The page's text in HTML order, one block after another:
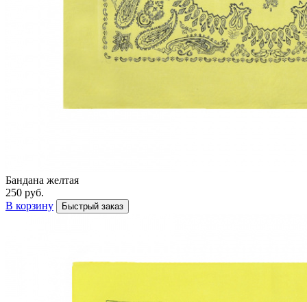
Бандана желтая
250 руб.
В корзину
Быстрый заказ